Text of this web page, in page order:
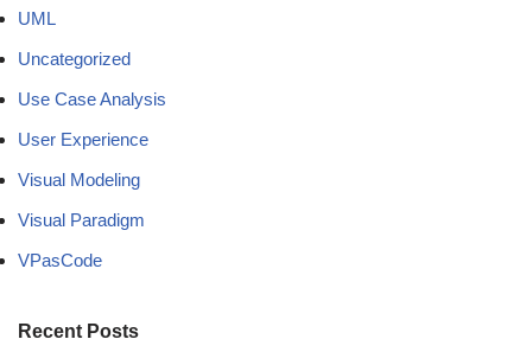
UML
Uncategorized
Use Case Analysis
User Experience
Visual Modeling
Visual Paradigm
VPasCode
Recent Posts